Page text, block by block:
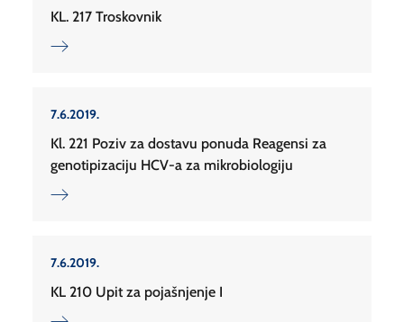
KL. 217 Troskovnik
7.6.2019.
Kl. 221 Poziv za dostavu ponuda Reagensi za
genotipizaciju HCV-a za mikrobiologiju
7.6.2019.
KL 210 Upit za pojašnjenje I